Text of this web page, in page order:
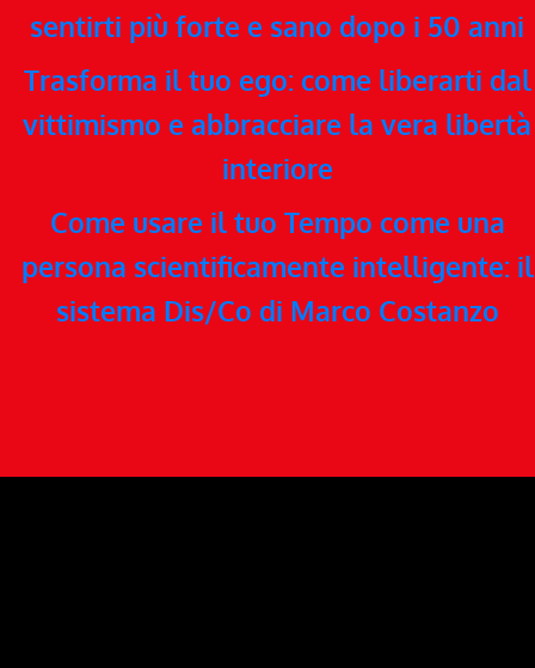
sentirti più forte e sano dopo i 50 anni
Trasforma il tuo ego: come liberarti dal
vittimismo e abbracciare la vera libertà
interiore
Come usare il tuo Tempo come una
persona scientificamente intelligente: il
sistema Dis/Co di Marco Costanzo